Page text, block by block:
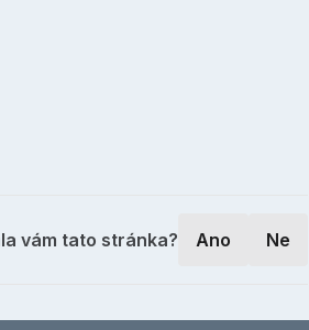
vám tato stránka? Ano Ne